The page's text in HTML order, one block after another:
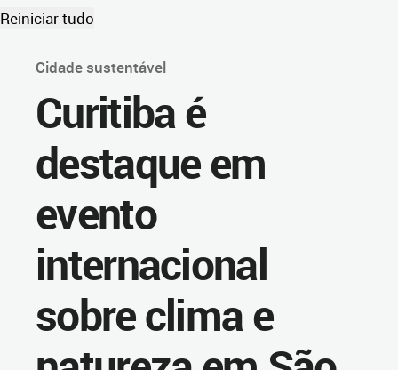
Reiniciar tudo
Cidade sustentável
Curitiba é
destaque em
evento
internacional
sobre clima e